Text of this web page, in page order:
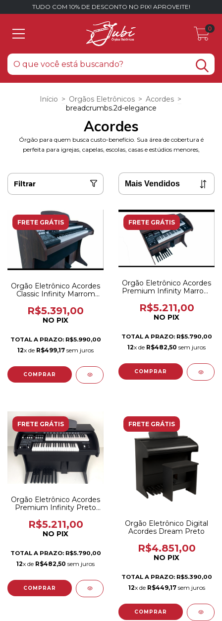
TUDO COM 10% DE DESCONTO NO PIX! APROVEITE!
0
Início > Orgãos Eletrônicos > Acordes >
breadcrumbs.2d-elegance
Acordes
Órgão para quem busca custo-benefício. Sua área de cobertura é
perfeita para igrejas, capelas, escolas, casas e estúdios menores,
Filtrar
FRETE GRÁTIS
Orgão Eletrônico Acordes
Classic Infinity Marrom
R$5.391,00
NO PIX
TOTAL A PRAZO: R$5.990,00
12x de R$499,17 sem juros
FRETE GRÁTIS
Orgão Eletrônico Acordes
Premium Infinity Marrom
R$5.211,00
NO PIX
TOTAL A PRAZO: R$5.790,00
12x de R$482,50 sem juros
FRETE GRÁTIS
Orgão Eletrônico Acordes
Premium Infinity Preto
R$5.211,00
NO PIX
TOTAL A PRAZO: R$5.790,00
12x de R$482,50 sem juros
FRETE GRÁTIS
Orgão Eletrônico Digital
Acordes Dream Preto
R$4.851,00
NO PIX
TOTAL A PRAZO: R$5.390,00
12x de R$449,17sem juros